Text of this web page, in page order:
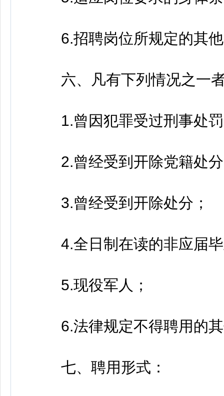
6.招聘岗位所规定的其他
六、凡有下列情况之一者
1.曾因犯罪受过刑事处
2.曾经受到开除党籍处
3.曾经受到开除处分；
4.全日制在读的非应届毕
5.现役军人；
6.法律规定不得聘用的其
七、聘用形式：